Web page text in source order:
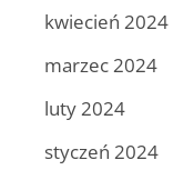
kwiecień 2024
marzec 2024
luty 2024
styczeń 2024